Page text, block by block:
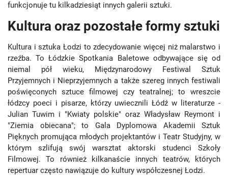
funkcjonuje tu kilkadziesiąt innych galerii sztuki.
Kultura oraz pozostałe formy sztuki
Kultura i sztuka Łodzi to zdecydowanie więcej niż malarstwo i
rzeźba. To Łódzkie Spotkania Baletowe odbywające się od
niemal pół wieku, Międzynarodowy Festiwal Sztuk
Przyjemnych i Nieprzyjemnych a także szereg innych festiwali
poświęconych sztuce filmowej czy teatralnej; to wreszcie
łódzcy poeci i pisarze, którzy uwiecznili Łódź w literaturze -
Julian Tuwim i "Kwiaty polskie" oraz Władysław Reymont i
"Ziemia obiecana"; to Gala Dyplomowa Akademii Sztuk
Pięknych promująca młodych projektantów i Teatr Studyjny, w
którym szlifują swój warsztat aktorski studenci Szkoły
Filmowej. To również kilkanaście innych teatrów, których
repertuar często nawiązuje do kultury współczesnej Łodzi.